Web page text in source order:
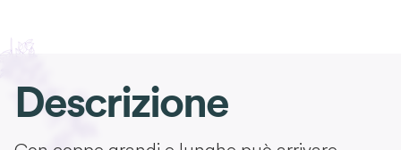
Descrizione